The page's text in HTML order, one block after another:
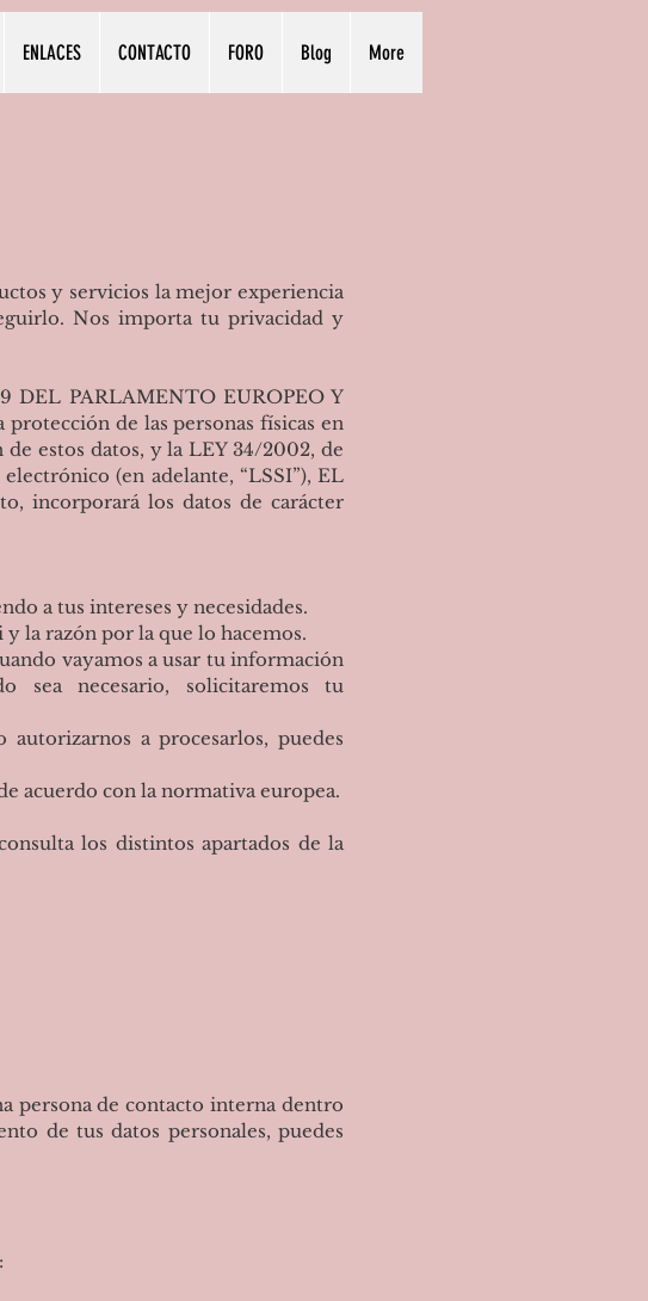
ENLACES CONTACTO FORO Blog More
y servicios la mejor experiencia
Nos importa tu privacidad y
DEL PARLAMENTO EUROPEO Y
protección de las personas físicas en
estos datos, y la LEY 34/2002, de
(en adelante, “LSSI”), EL
incorporará los datos de carácter
a tus intereses y necesidades.
la razón por la que lo hacemos.
vayamos a usar tu información
sea necesario, solicitaremos tu
a procesarlos, puedes
acuerdo con la normativa europea.
los distintos apartados de la
persona de contacto interna dentro
de tus datos personales, puedes